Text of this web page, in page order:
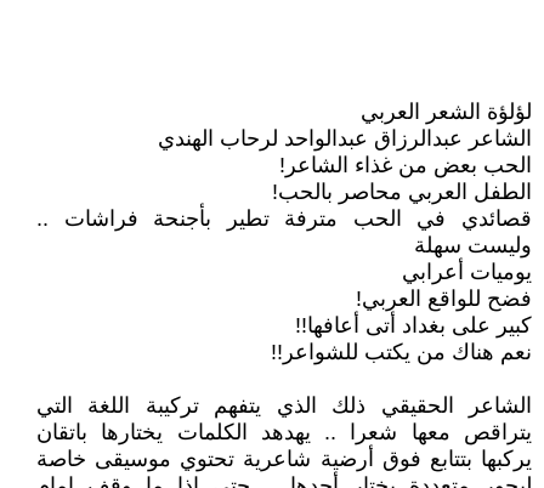
لؤلؤة الشعر العربي
الشاعر عبدالرزاق عبدالواحد لرحاب الهندي
الحب بعض من غذاء الشاعر!
الطفل العربي محاصر بالحب!
قصائدي في الحب مترفة تطير بأجنحة فراشات ..
وليست سهلة
يوميات أعرابي
فضح للواقع العربي!
كبير على بغداد أتى أعافها!!
نعم هناك من يكتب للشواعر!!
الشاعر الحقيقي ذلك الذي يتفهم تركيبة اللغة التي
يتراقص معها شعرا .. يهدهد الكلمات يختارها باتقان
يركبها بتتابع فوق أرضية شاعرية تحتوي موسيقى خاصة